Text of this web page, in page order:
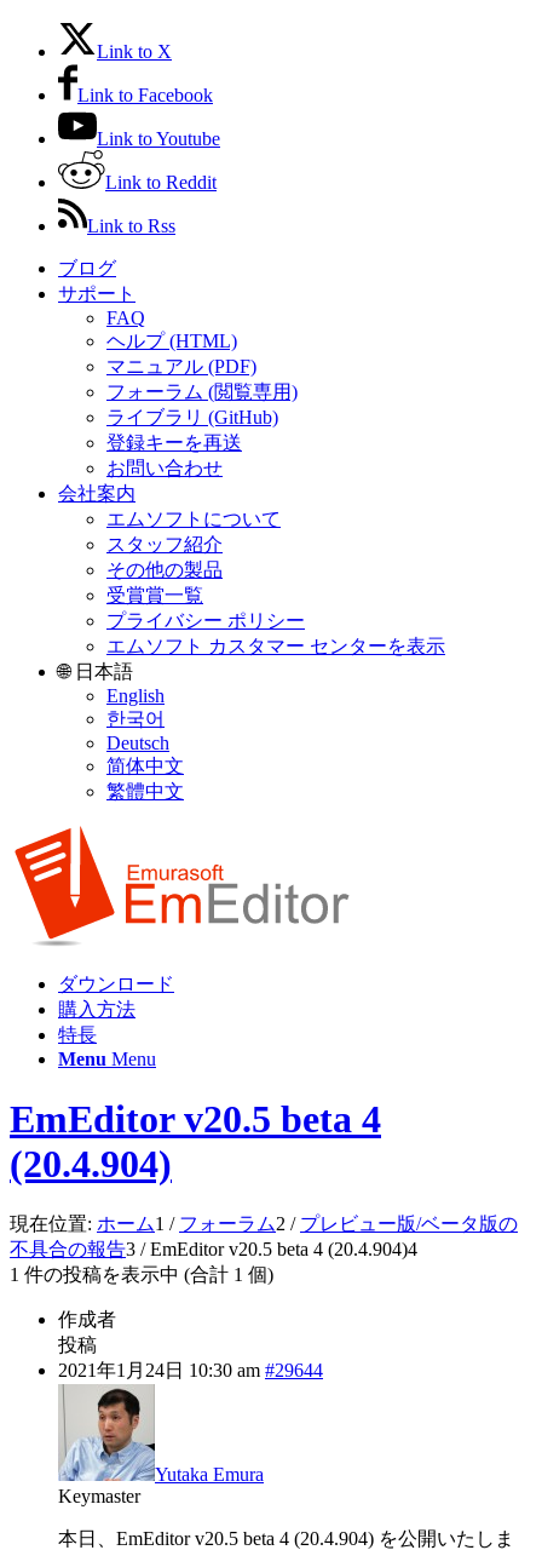
Link to X
Link to Facebook
Link to Youtube
Link to Reddit
Link to Rss
ブログ
サポート
FAQ
ヘルプ (HTML)
マニュアル (PDF)
フォーラム (閲覧専用)
ライブラリ (GitHub)
登録キーを再送
お問い合わせ
会社案内
エムソフトについて
スタッフ紹介
その他の製品
受賞賞一覧
プライバシー ポリシー
エムソフト カスタマー センターを表示
🌐 日本語
English
한국어
Deutsch
简体中文
繁體中文
ダウンロード
購入方法
特長
Menu Menu
EmEditor v20.5 beta 4
(20.4.904)
現在位置: ホーム1 / フォーラム2 / プレビュー版/ベータ版の
不具合の報告3 / EmEditor v20.5 beta 4 (20.4.904)4
1 件の投稿を表示中 (合計 1 個)
作成者
投稿
2021年1月24日 10:30 am #29644
Yutaka Emura
Keymaster
本日、EmEditor v20.5 beta 4 (20.4.904) を公開いたしま